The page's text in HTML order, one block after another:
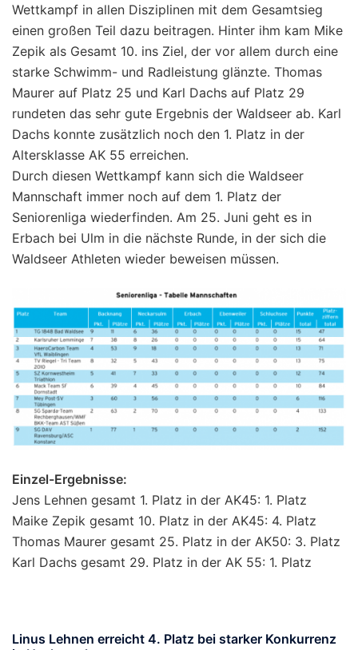
Wettkampf in allen Disziplinen mit dem Gesamtsieg
einen großen Teil dazu beitragen. Hinter ihm kam Mike
Zepik als Gesamt 10. ins Ziel, der vor allem durch eine
starke Schwimm- und Radleistung glänzte. Thomas
Maurer auf Platz 25 und Karl Dachs auf Platz 29
rundeten das sehr gute Ergebnis der Waldseer ab. Karl
Dachs konnte zusätzlich noch den 1. Platz in der
Altersklasse AK 55 erreichen.
Durch diesen Wettkampf kann sich die Waldseer
Mannschaft immer noch auf dem 1. Platz der
Seniorenliga wiederfinden. Am 25. Juni geht es in
Erbach bei Ulm in die nächste Runde, in der sich die
Waldseer Athleten wieder beweisen müssen.
Einzel-Ergebnisse:
Jens Lehnen gesamt 1. Platz in der AK45: 1. Platz
Maike Zepik gesamt 10. Platz in der AK45: 4. Platz
Thomas Maurer gesamt 25. Platz in der AK50: 3. Platz
Karl Dachs gesamt 29. Platz in der AK 55: 1. Platz
Linus Lehnen erreicht 4. Platz bei starker Konkurrenz